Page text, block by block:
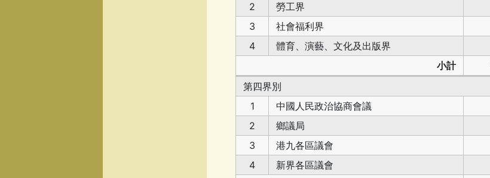
2
勞工界
3
社會福利界
4
體育、演藝、文化及出版界
小計
第四界別
1
中國人民政治協商會議
2
鄉議局
3
港九各區議會
4
新界各區議會